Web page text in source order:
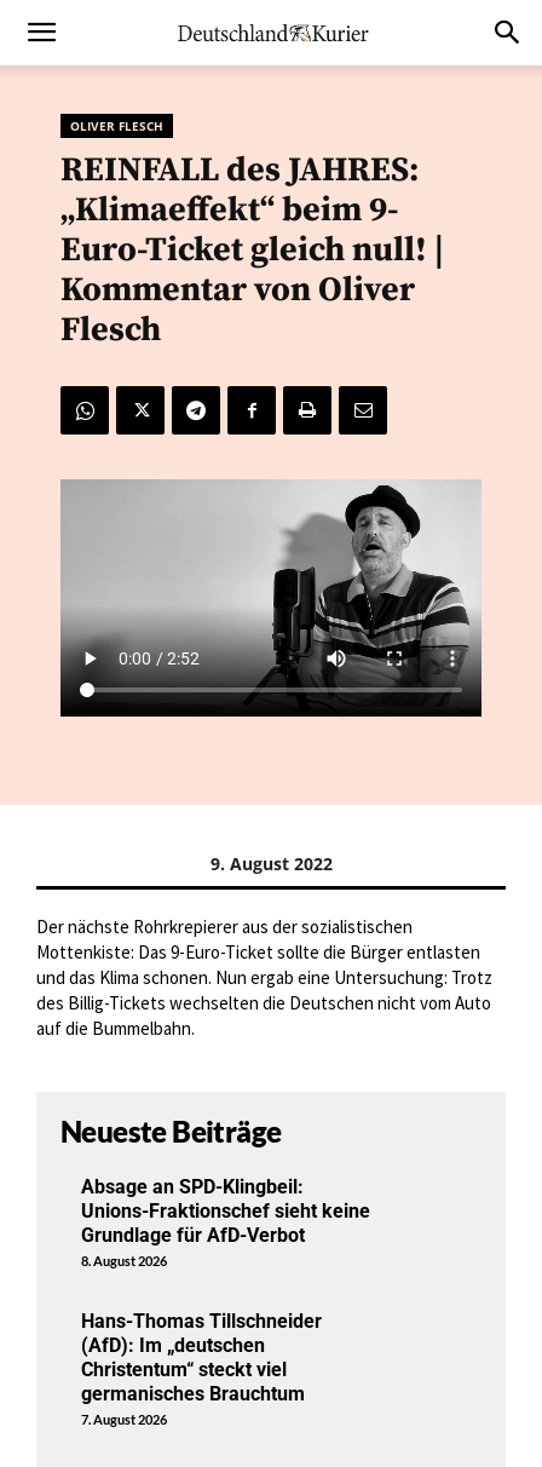
OLIVER FLESCH
REINFALL des JAHRES:
„Klimaeffekt“ beim 9-
Euro-Ticket gleich null! |
Kommentar von Oliver
Flesch
9. August 2022
Der nächste Rohrkrepierer aus der sozialistischen
Mottenkiste: Das 9-Euro-Ticket sollte die Bürger entlasten
und das Klima schonen. Nun ergab eine Untersuchung: Trotz
des Billig-Tickets wechselten die Deutschen nicht vom Auto
auf die Bummelbahn.
Neueste Beiträge
Absage an SPD-Klingbeil:
Unions-Fraktionschef sieht keine
Grundlage für AfD-Verbot
8. August 2026
Hans-Thomas Tillschneider
(AfD): Im „deutschen
Christentum“ steckt viel
germanisches Brauchtum
7. August 2026